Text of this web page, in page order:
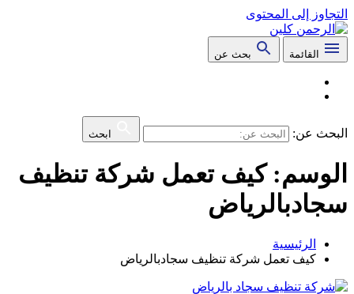
التجاوز إلى المحتوى
القائمة بحث عن
البحث عن: ابحث
الوسم:كيف تعمل شركة تنظيف
سجادبالرياض
الرئيسية
كيف تعمل شركة تنظيف سجادبالرياض